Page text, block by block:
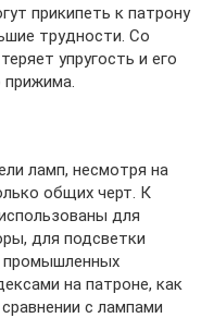
прикипеть к патрону
трудности. Со
упругость и его
ламп, несмотря на
общих черт. К
для
для подсветки
промышленных
на патроне, как
с лампами